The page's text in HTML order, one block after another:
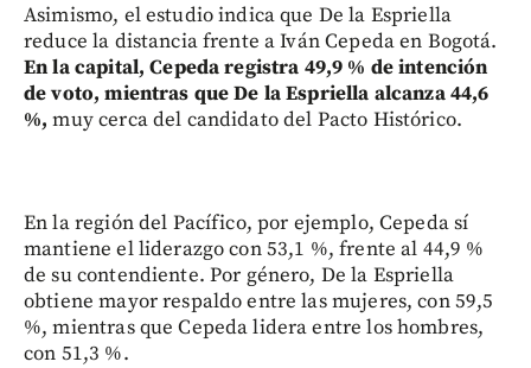
Asimismo, el estudio indica que De la Espriella
reduce la distancia frente a Iván Cepeda en Bogotá.
En la capital, Cepeda registra 49,9 % de intención
de voto, mientras que De la Espriella alcanza 44,6
%, muy cerca del candidato del Pacto Histórico.
En la región del Pacífico, por ejemplo, Cepeda sí
mantiene el liderazgo con 53,1 %, frente al 44,9 %
de su contendiente. Por género, De la Espriella
obtiene mayor respaldo entre las mujeres, con 59,5
%, mientras que Cepeda lidera entre los hombres,
con 51,3 %.